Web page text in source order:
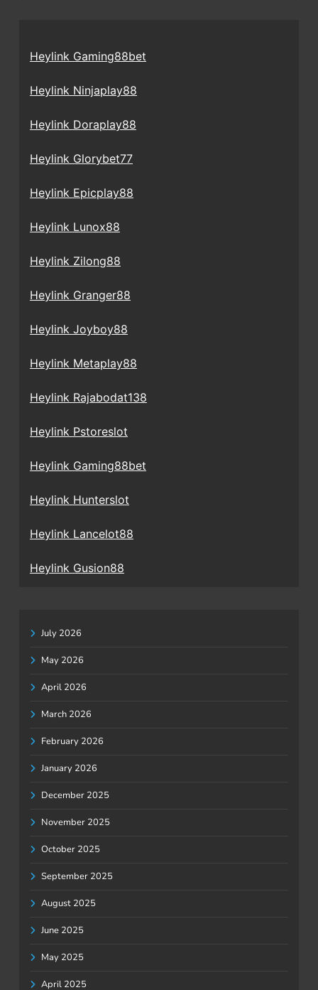
Heylink Gaming88bet
Heylink Ninjaplay88
Heylink Doraplay88
Heylink Glorybet77
Heylink Epicplay88
Heylink Lunox88
Heylink Zilong88
Heylink Granger88
Heylink Joyboy88
Heylink Metaplay88
Heylink Rajabodat138
Heylink Pstoreslot
Heylink Gaming88bet
Heylink Hunterslot
Heylink Lancelot88
Heylink Gusion88
July 2026
May 2026
April 2026
March 2026
February 2026
January 2026
December 2025
November 2025
October 2025
September 2025
August 2025
June 2025
May 2025
April 2025